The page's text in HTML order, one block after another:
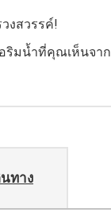
งสวรรค์!
อริมน้ำที่คุณเห็นจาก
ทาง